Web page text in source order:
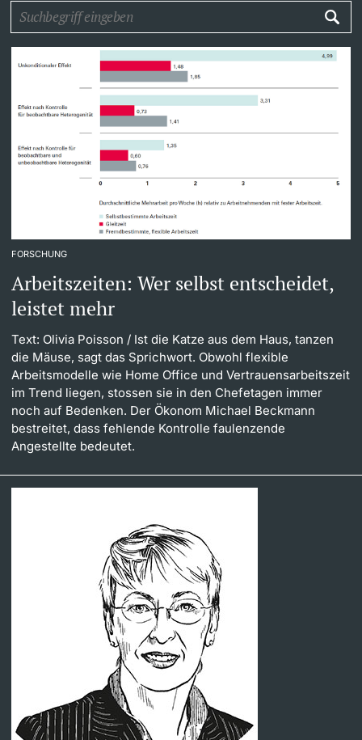
Doktorierende
weitere Informationen
Fördernde & Alumni
weitere Informationen
Dozierende
weitere Informationen
Universität in den Medien
Veranstaltungskalender
Social Media
UNI NOVA
Podcasts
Ukraine
Weiterbildung
Universität
FORSCHUNG
Arbeitszeiten: Wer selbst entscheidet,
leistet mehr
Text: Olivia Poisson / Ist die Katze aus dem Haus, tanzen
die Mäuse, sagt das Sprichwort. Obwohl flexible
Arbeitsmodelle wie Home Office und Vertrauensarbeitszeit
im Trend liegen, stossen sie in den Chefetagen immer
noch auf Bedenken. Der Ökonom Michael Beckmann
bestreitet, dass fehlende Kontrolle faulenzende
Angestellte bedeutet.